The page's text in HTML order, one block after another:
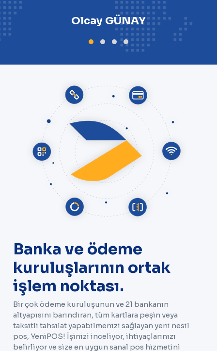
Olcay GÜNAY
GÖZLÜK DEPOSU SAN. TİC. LTD. ŞTİ.
Banka ve ödeme
kuruluşlarının ortak
işlem noktası.
Bir çok ödeme kuruluşunun ve 21 bankanın
altyapısını barındıran, tüm kartlara peşin veya
taksitli tahsilat yapabilmenizi sağlayan yeni nesil
pos, YeniPOS! İşinizi inceliyor, ihtiyaçlarınızı
belirliyor ve size en uygun sanal pos hizmetini